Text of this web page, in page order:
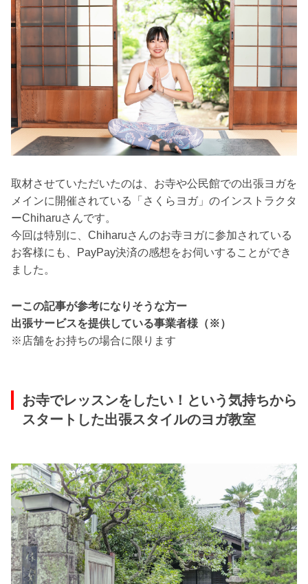
取材させていただいたのは、お寺や公民館での出張ヨガを
メインに開催されている「さくらヨガ」のインストラクタ
ーChiharuさんです。
今回は特別に、Chiharuさんのお寺ヨガに参加されている
お客様にも、PayPay決済の感想をお伺いすることができ
ました。
ーこの記事が参考になりそうな方ー
出張サービスを提供している事業者様（※）
※店舗をお持ちの場合に限ります
お寺でレッスンをしたい！という気持ちから
スタートした出張スタイルのヨガ教室